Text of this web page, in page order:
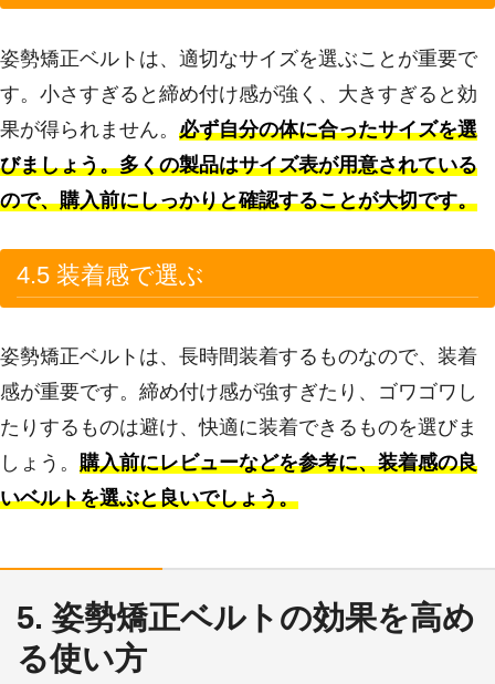
姿勢矯正ベルトは、適切なサイズを選ぶことが重要で
す。小さすぎると締め付け感が強く、大きすぎると効
果が得られません。 必ず自分の体に合ったサイズを選
びましょう。多くの製品はサイズ表が用意されている
ので、購入前にしっかりと確認することが大切です。
4.5 装着感で選ぶ
姿勢矯正ベルトは、長時間装着するものなので、装着
感が重要です。締め付け感が強すぎたり、ゴワゴワし
たりするものは避け、快適に装着できるものを選びま
しょう。 購入前にレビューなどを参考に、装着感の良
いベルトを選ぶと良いでしょう。
5. 姿勢矯正ベルトの効果を高め
る使い方